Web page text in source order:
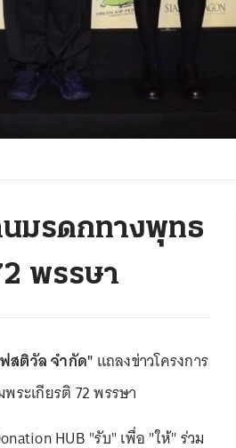
นมรดกทางพุทธ
พรรษา
สติวัล จำกัด" แถลงข่าวโครงการ
ะเกียรติ 72 พรรษา
HUB "รับ" เพื่อ "ให้" ร่วม